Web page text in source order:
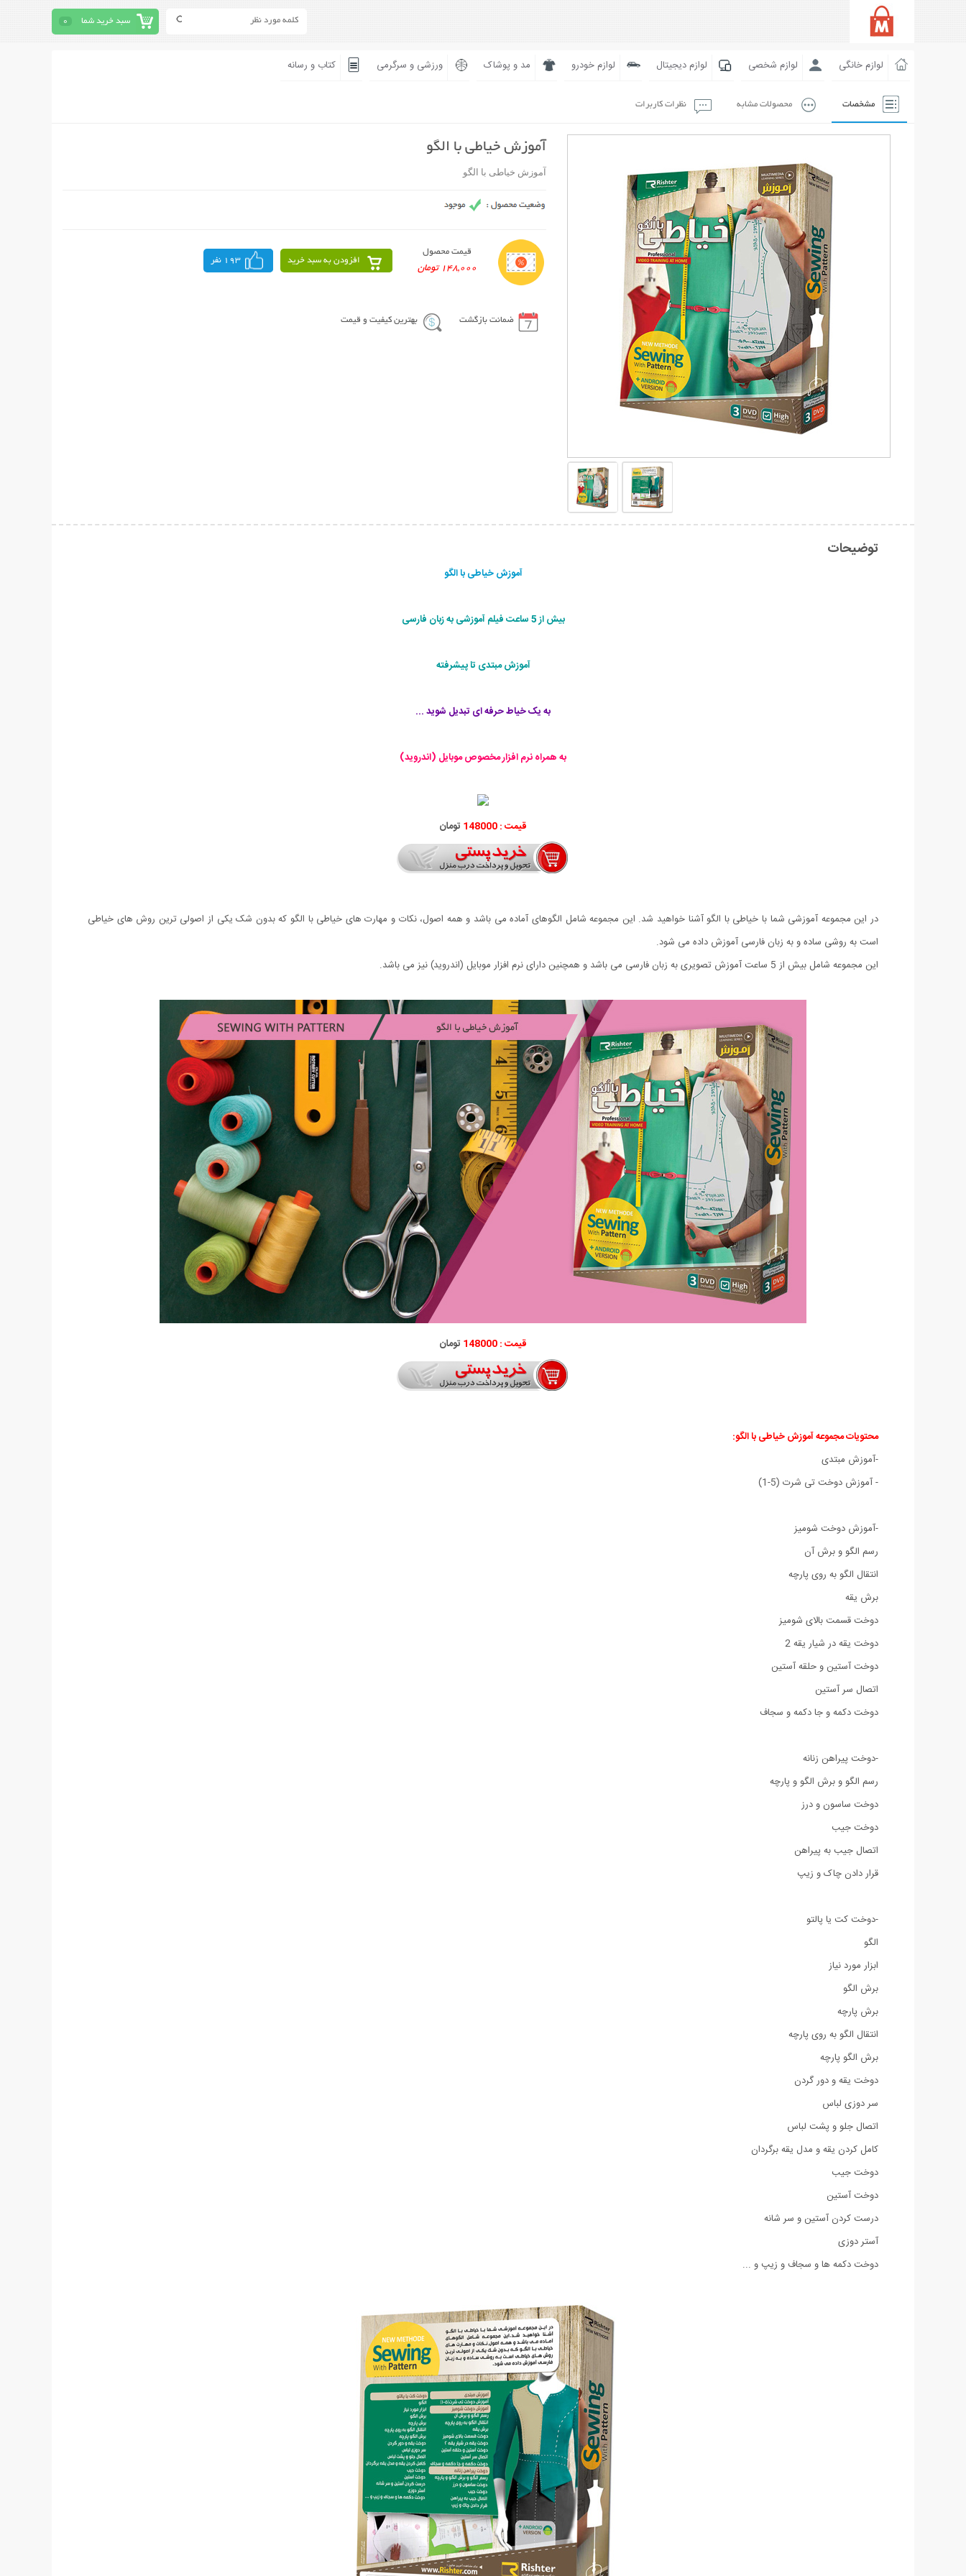
سبد خرید شما 0
لوازم خانگی لوازم شخصی لوازم دیجیتال لوازم خودرو مد و پوشاک ورزشی و سرگرمی کتاب و رسانه
مشخصات محصولات مشابه نظرات کاربرات
آموزش خیاطی با الگو
آموزش خیاطی با الگو
قیمت محصول
148,000 تومان
افزودن به سبد خرید 193 نفر
ضمانت بازگشت بهترین کیفیت و قیمت
توضیحات
آموزش خیاطی با الگو
بیش از 5 ساعت فیلم آموزشی به زبان فارسی
آموزش مبتدی تا پیشرفته
به یک خیاط حرفه ای تبدیل شوید ...
به همراه نرم افزار مخصوص موبایل (اندروید)
قیمت : 148000 تومان
در این مجموعه آموزشی شما با خیاطی با الگو آشنا خواهید شد. این مجموعه شامل الگوهای آماده می باشد و همه اصول، نکات و مهارت های خیاطی با الگو که بدون شک یکی از اصولی ترین روش های خیاطی
است به روشی ساده و به زبان فارسی آموزش داده می شود.
این مجموعه شامل بیش از 5 ساعت آموزش تصویری به زبان فارسی می باشد و همچنین دارای نرم افزار موبایل (اندروید) نیز می باشد.
قیمت : 148000 تومان
محتویات مجموعه آموزش خیاطی با الگو:
-آموزش مبتدی
- آموزش دوخت تی شرت (5-1)
-آموزش دوخت شومیز
رسم الگو و برش آن
انتقال الگو به روی پارچه
برش یقه
دوخت قسمت بالای شومیز
دوخت یقه در شیار یقه 2
دوخت آستین و حلقه آستین
اتصال سر آستین
دوخت دکمه و جا دکمه و سجاف
-دوخت پیراهن زنانه
رسم الگو و برش الگو و پارچه
دوخت ساسون و درز
دوخت جیب
اتصال جیب به پیراهن
قرار دادن چاک و زیپ
-دوخت کت یا پالتو
الگو
ابزار مورد نیاز
برش الگو
برش پارچه
انتقال الگو به روی پارچه
برش الگو پارچه
دوخت یقه و دور گردن
سر دوزی لباس
اتصال جلو و پشت لباس
کامل کردن یقه و مدل یقه برگردان
دوخت جیب
دوخت آستین
درست کردن آستین و سر شانه
آستر دوزی
دوخت دکمه ها و سجاف و زیپ و ...